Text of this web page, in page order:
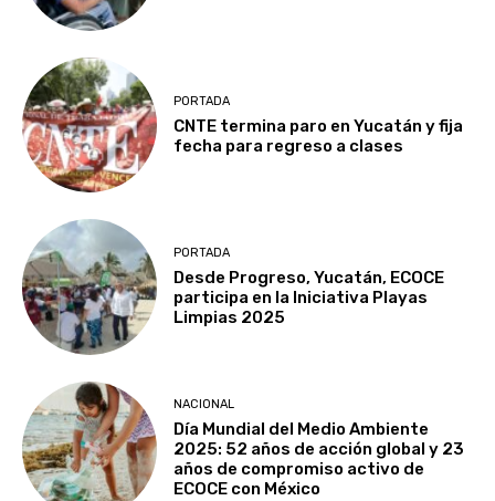
PORTADA
CNTE termina paro en Yucatán y fija
fecha para regreso a clases
PORTADA
Desde Progreso, Yucatán, ECOCE
participa en la Iniciativa Playas
Limpias 2025
NACIONAL
Día Mundial del Medio Ambiente
2025: 52 años de acción global y 23
años de compromiso activo de
ECOCE con México